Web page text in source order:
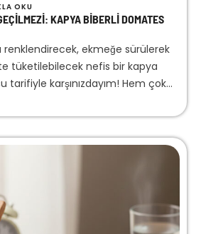
OKU
KAPYA BIBERLI DOMATES
renklendirecek, ekmeğe sürülerek
tüketilebilecek nefis bir kapya
karşınızdayım! Hem çok...